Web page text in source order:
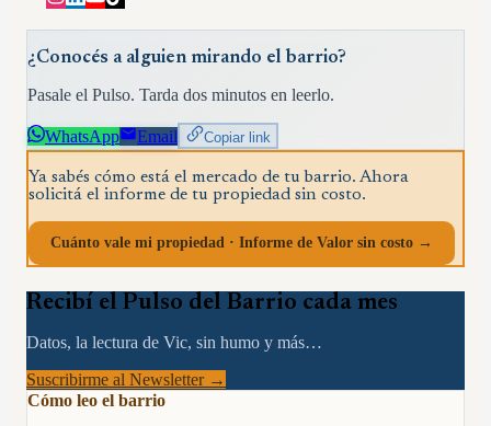
¿Conocés a alguien mirando el barrio?
Pasale el Pulso. Tarda dos minutos en leerlo.
WhatsApp Email Copiar link
Ya sabés cómo está el mercado de tu barrio. Ahora
solicitá el informe de tu propiedad sin costo.
Cuánto vale mi propiedad · Informe de Valor sin costo →
Recibí el Pulso del Barrio cada mes
Datos, la lectura de Vic, sin humo y más…
Suscribirme al Newsletter →
Cómo leo el barrio